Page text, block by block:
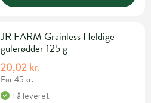
JR FARM Grainless Heldige
gulerødder 125 g
20,02 kr.
Før 45 kr.
Få leveret